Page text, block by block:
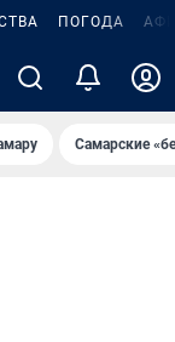
ПОГОДА
Самарские